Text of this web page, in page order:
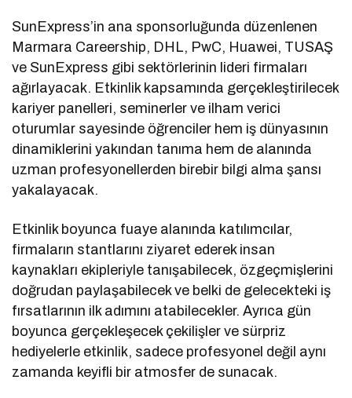
SunExpress’in ana sponsorluğunda düzenlenen
Marmara Careership, DHL, PwC, Huawei, TUSAŞ
ve SunExpress gibi sektörlerinin lideri firmaları
ağırlayacak. Etkinlik kapsamında gerçekleştirilecek
kariyer panelleri, seminerler ve ilham verici
oturumlar sayesinde öğrenciler hem iş dünyasının
dinamiklerini yakından tanıma hem de alanında
uzman profesyonellerden birebir bilgi alma şansı
yakalayacak.
Etkinlik boyunca fuaye alanında katılımcılar,
firmaların stantlarını ziyaret ederek insan
kaynakları ekipleriyle tanışabilecek, özgeçmişlerini
doğrudan paylaşabilecek ve belki de gelecekteki iş
fırsatlarının ilk adımını atabilecekler. Ayrıca gün
boyunca gerçekleşecek çekilişler ve sürpriz
hediyelerle etkinlik, sadece profesyonel değil aynı
zamanda keyifli bir atmosfer de sunacak.